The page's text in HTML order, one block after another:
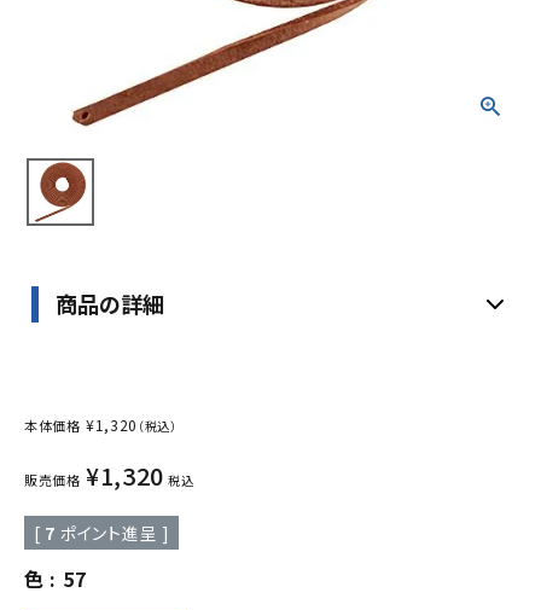
メルマガ登録
特定商取引法
プライバシーポリシー
商品の詳細
本体価格 ¥1,320 （税込）
販売価格 ¥1,320 税込
[ 7 ポイント進呈 ]
色 57